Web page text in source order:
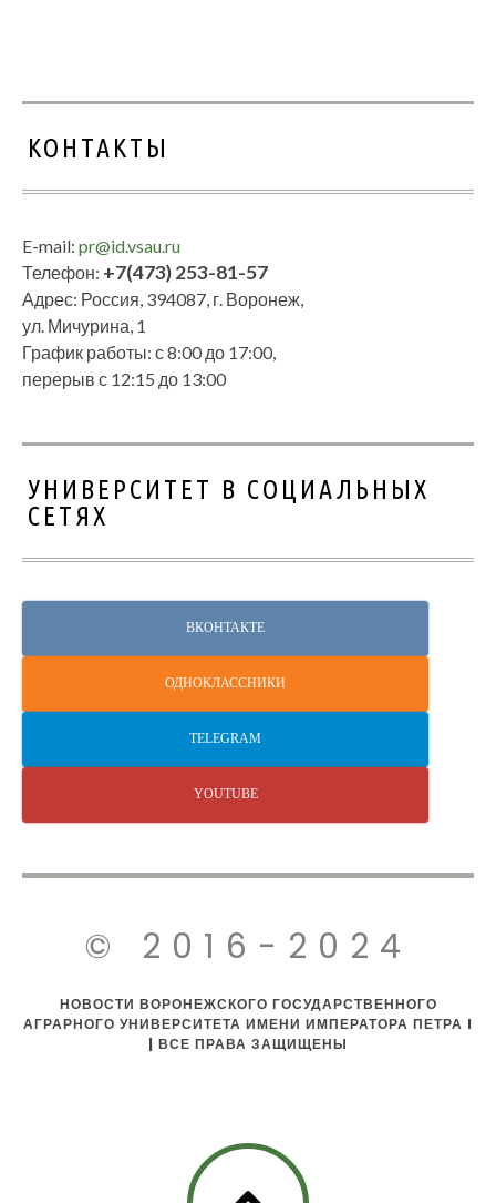
КОНТАКТЫ
E-mail: pr@id.vsau.ru
Телефон: +7(473) 253-81-57
Адрес: Россия, 394087, г. Воронеж,
ул. Мичурина, 1
График работы: с 8:00 до 17:00,
перерыв с 12:15 до 13:00
УНИВЕРСИТЕТ В СОЦИАЛЬНЫХ
СЕТЯХ
ВКОНТАКТЕ
ОДНОКЛАССНИКИ
TELEGRAM
YOUTUBE
© 2016-2024
НОВОСТИ ВОРОНЕЖСКОГО ГОСУДАРСТВЕННОГО
АГРАРНОГО УНИВЕРСИТЕТА ИМЕНИ ИМПЕРАТОРА ПЕТРА I
| ВСЕ ПРАВА ЗАЩИЩЕНЫ